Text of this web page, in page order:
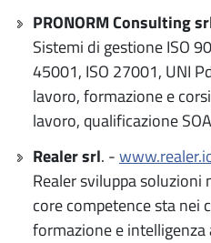
PRONORM Consulting
Sistemi di gestione ISO
45001, ISO 27001, UNI
lavoro, formazione e
lavoro, qualificazione
Realer srl. -
Realer sviluppa soluzioni
core competence sta nei
formazione e intelligenza